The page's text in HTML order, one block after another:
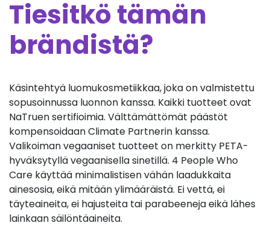
Tiesitkö tämän
brändistä?
Käsintehtyä luomukosmetiikkaa, joka on valmistettu
sopusoinnussa luonnon kanssa. Kaikki tuotteet ovat
NaTruen sertifioimia. Välttämättömät päästöt
kompensoidaan Climate Partnerin kanssa.
Valikoiman vegaaniset tuotteet on merkitty PETA-
hyväksytyllä vegaanisella sinetillä. 4 People Who
Care käyttää minimalistisen vähän laadukkaita
ainesosia, eikä mitään ylimääräistä. Ei vettä, ei
täyteaineita, ei hajusteita tai parabeeneja eikä lähes
lainkaan säilöntäaineita.